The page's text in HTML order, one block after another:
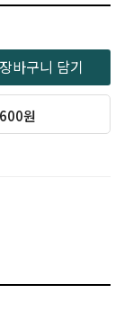
장바구니 담기
원